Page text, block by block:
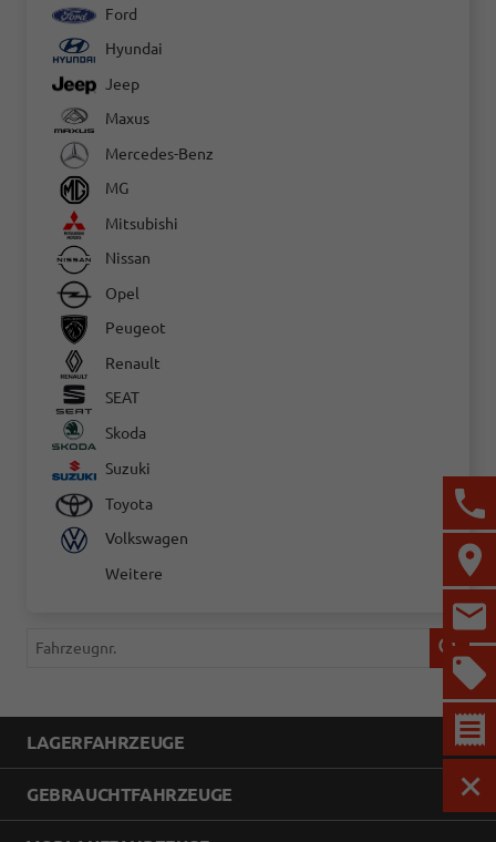
Ford
Hyundai
Jeep
Maxus
Mercedes-Benz
MG
Mitsubishi
Nissan
Opel
Peugeot
Renault
SEAT
Skoda
Suzuki
Toyota
Volkswagen
Weitere
Fahrzeugnr.
LAGERFAHRZEUGE
GEBRAUCHTFAHRZEUGE